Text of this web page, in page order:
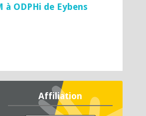
ODPHi de Eybens
Affiliation